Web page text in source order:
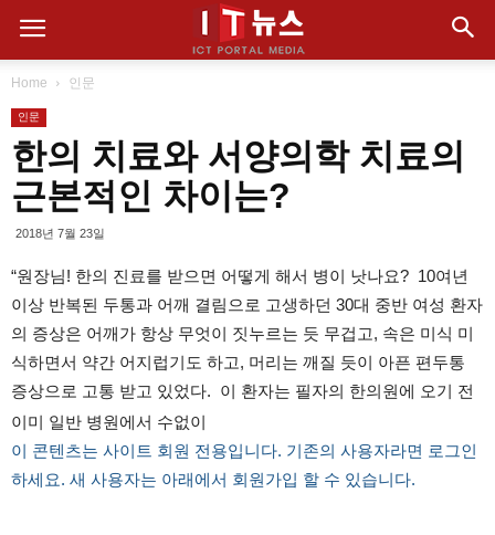
Home 인문
인문
한의 치료와 서양의학 치료의
근본적인 차이는?
2018년 7월 23일
“원장님! 한의 진료를 받으면 어떻게 해서 병이 낫나요? 10여년
이상 반복된 두통과 어깨 결림으로 고생하던 30대 중반 여성 환자
의 증상은 어깨가 항상 무엇이 짓누르는 듯 무겁고, 속은 미식 미
식하면서 약간 어지럽기도 하고, 머리는 깨질 듯이 아픈 편두통
증상으로 고통 받고 있었다. 이 환자는 필자의 한의원에 오기 전
이미 일반 병원에서 수없이
이 콘텐츠는 사이트 회원 전용입니다. 기존의 사용자라면 로그인
하세요. 새 사용자는 아래에서 회원가입 할 수 있습니다.